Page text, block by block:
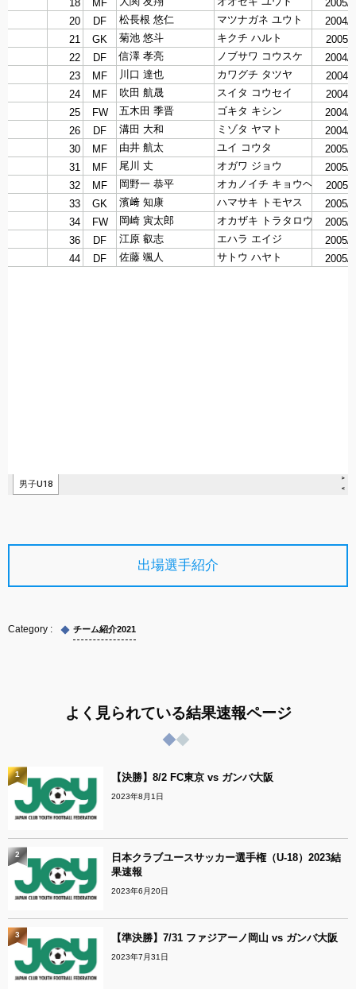
出場選手紹介
チーム紹介2021
よく見られている結果速報ページ
【決勝】8/2 FC東京 vs ガンバ大阪
2023年8月1日
1
日本クラブユースサッカー選手権（U-18）2023結
果速報
2023年6月20日
2
【準決勝】7/31 ファジアーノ岡山 vs ガンバ大阪
2023年7月31日
3